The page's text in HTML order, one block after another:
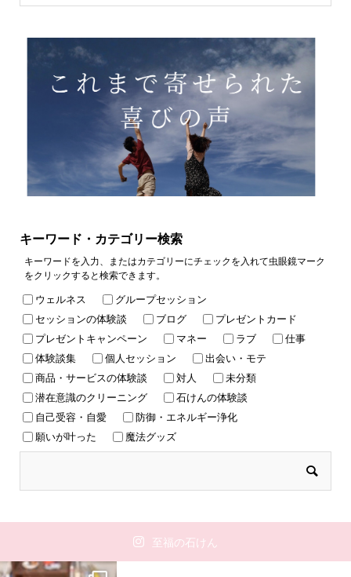
キーワード・カテゴリー検索
キーワードを入力、またはカテゴリーにチェックを入れて虫眼鏡マーク
をクリックすると検索できます。
ウェルネス
グループセッション
セッションの体験談
ブログ
プレゼントカード
プレゼントキャンペーン
マネー ラブ
仕事
体験談集
個人セッション
出会い・モテ
商品・サービスの体験談
対人
未分類
潜在意識のクリーニング
石けんの体験談
自己受容・自愛
防御・エネルギー浄化
願いが叶った
魔法グッズ
至福の石けん